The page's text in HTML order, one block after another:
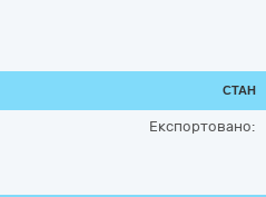
СТАН
Експортовано: